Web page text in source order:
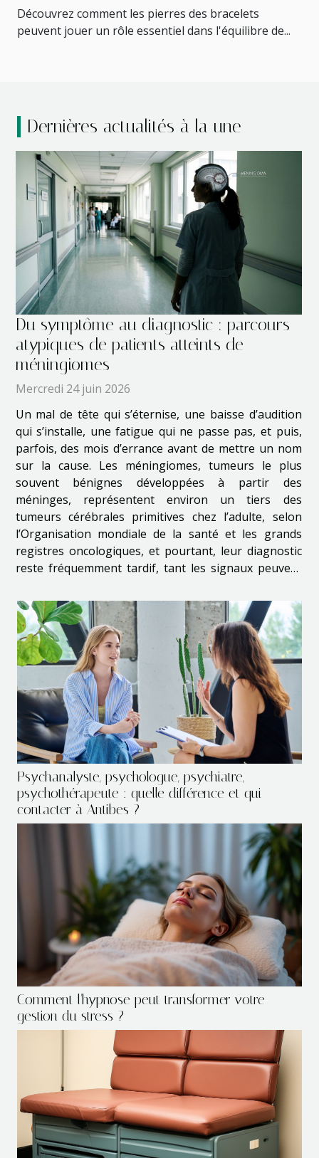
Découvrez comment les pierres des bracelets
peuvent jouer un rôle essentiel dans l'équilibre de...
Dernières actualités à la une
Du symptôme au diagnostic : parcours
atypiques de patients atteints de
méningiomes
Mercredi 24 juin 2026
Un mal de tête qui s’éternise, une baisse d’audition
qui s’installe, une fatigue qui ne passe pas, et puis,
parfois, des mois d’errance avant de mettre un nom
sur la cause. Les méningiomes, tumeurs le plus
souvent bénignes développées à partir des
méninges, représentent environ un tiers des
tumeurs cérébrales primitives chez l’adulte, selon
l’Organisation mondiale de la santé et les grands
registres oncologiques, et pourtant, leur diagnostic
reste fréquemment tardif, tant les signaux peuvent
statistiques, des parcours atypiques se répètent,
entre...
Psychanalyste, psychologue, psychiatre,
psychothérapeute : quelle différence et qui
contacter à Antibes ?
Comment l'hypnose peut transformer votre
gestion du stress ?